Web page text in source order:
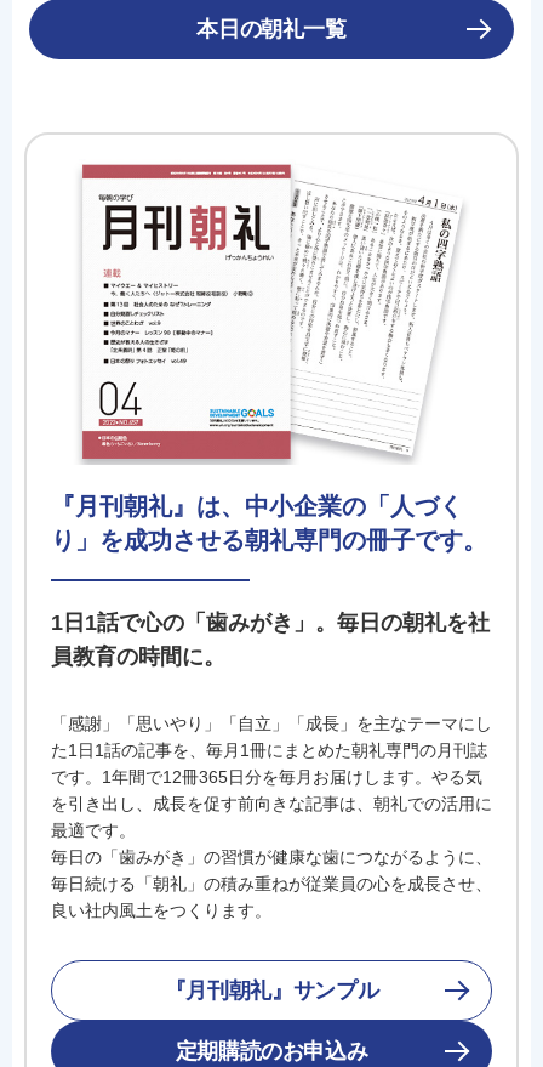
本日の朝礼一覧
『月刊朝礼』は、中小企業の「人づく
り」を成功させる朝礼専門の冊子です。
1日1話で心の「歯みがき」。毎日の朝礼を社
員教育の時間に。
「感謝」「思いやり」「自立」「成長」を主なテーマにし
た1日1話の記事を、毎月1冊にまとめた朝礼専門の月刊誌
です。1年間で12冊365日分を毎月お届けします。やる気
を引き出し、成長を促す前向きな記事は、朝礼での活用に
最適です。
毎日の「歯みがき」の習慣が健康な歯につながるように、
毎日続ける「朝礼」の積み重ねが従業員の心を成長させ、
良い社内風土をつくります。
『月刊朝礼』サンプル
定期購読のお申込み